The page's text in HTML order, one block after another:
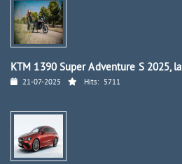
KTM 1390 Super Adventure S 2025, la
21-07-2025 Hits: 5711